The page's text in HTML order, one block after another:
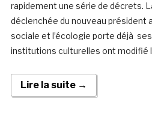
rapidement une série de décrets.
déclenchée du nouveau président
sociale et l’écologie porte déjà
institutions culturelles ont modifié
Lire la suite →